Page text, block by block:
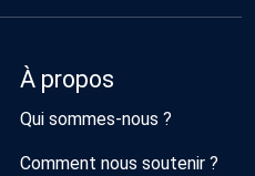
À propos
Qui sommes-nous ?
Comment nous soutenir ?